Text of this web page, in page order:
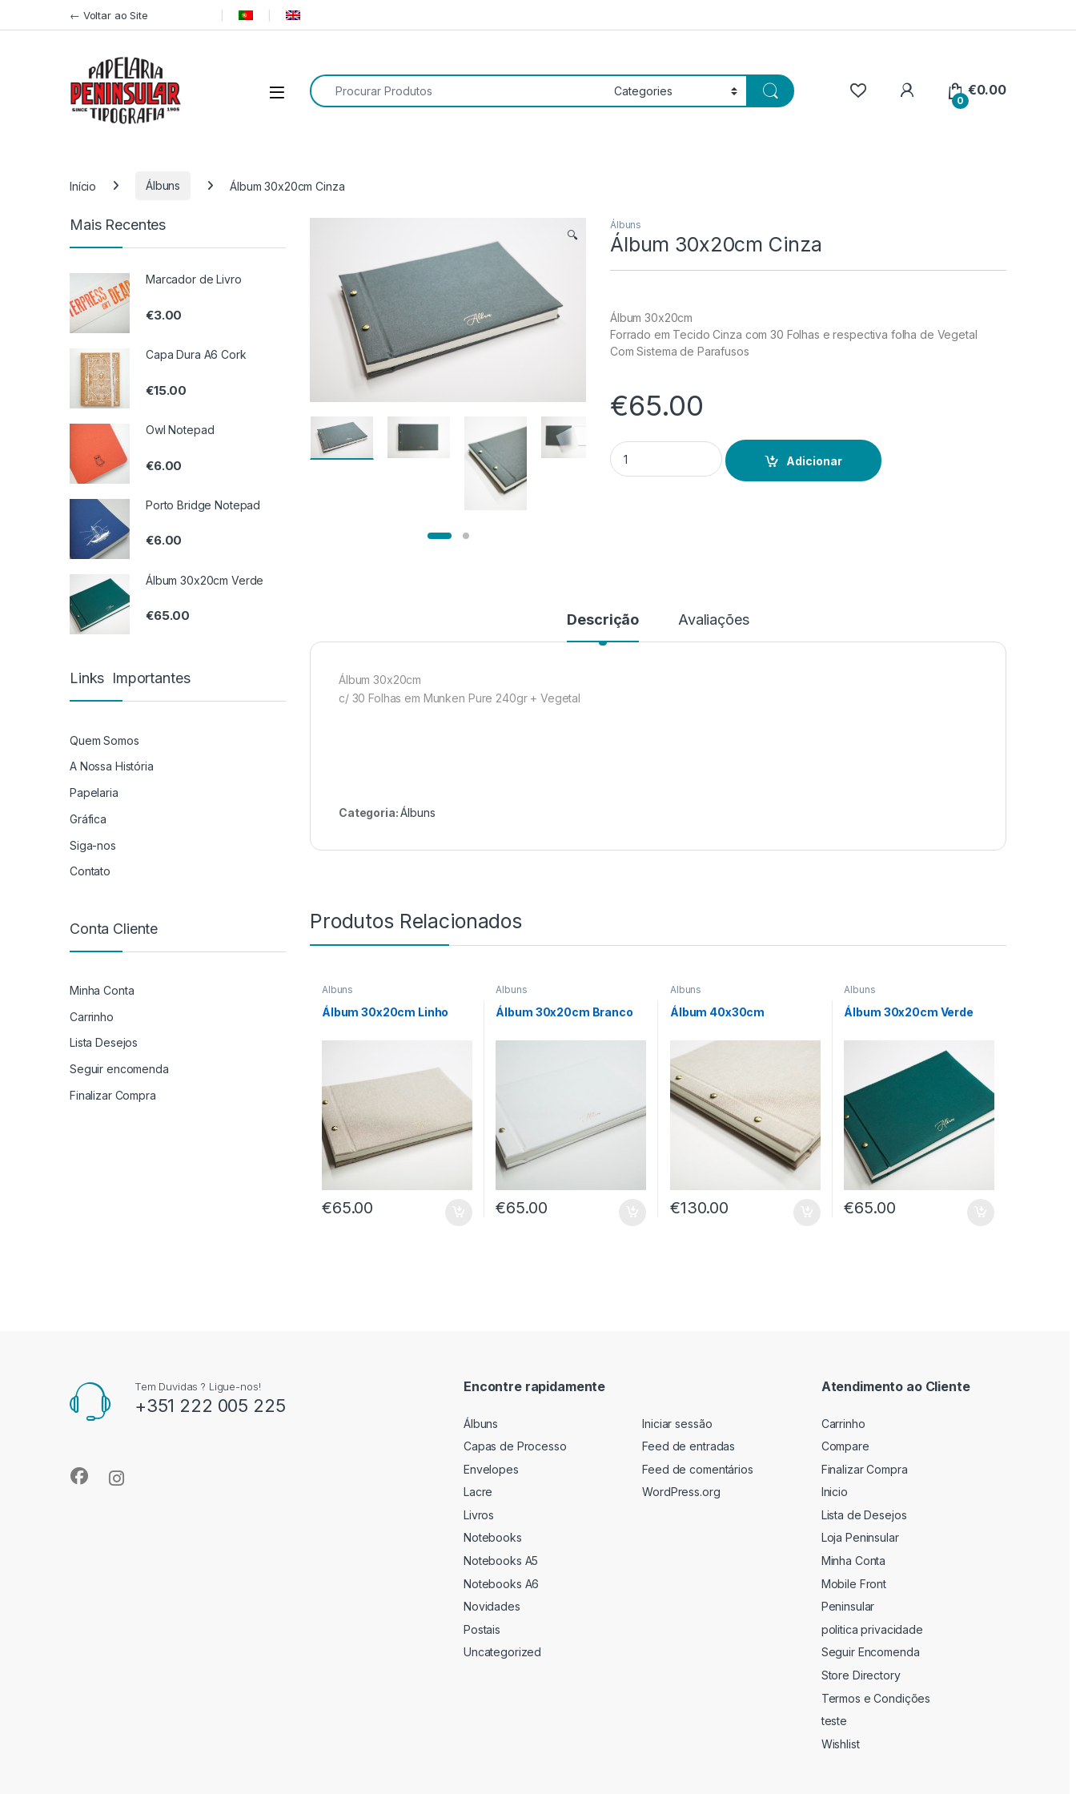
← Voltar ao Site
Procurar por:
0
€0.00
Início Álbuns Álbum 30x20cm Cinza
🔍
Álbuns
Álbum 30x20cm Cinza
Álbum 30x20cm
Forrado em Tecido Cinza com 30 Folhas e respectiva folha de Vegetal
Com Sistema de Parafusos
€65.00
Quantidade de Álbum 30x20cm Cinza
Adicionar
Descrição Avaliações
Álbum 30x20cm
c/ 30 Folhas em Munken Pure 240gr + Vegetal
Categoria:Álbuns
Produtos Relacionados
Álbuns
Álbum 30x20cm Linho
€65.00
Álbuns
Álbum 30x20cm Branco
€65.00
Álbuns
Álbum 40x30cm
€130.00
Álbuns
Álbum 30x20cm Verde
€65.00
Mais Recentes
Marcador de Livro
€3.00
Capa Dura A6 Cork
€15.00
Owl Notepad
€6.00
Porto Bridge Notepad
€6.00
Álbum 30x20cm Verde
€65.00
Links Importantes
Quem Somos
A Nossa História
Papelaria
Gráfica
Siga-nos
Contato
Conta Cliente
Minha Conta
Carrinho
Lista Desejos
Seguir encomenda
Finalizar Compra
Tem Duvidas ? Ligue-nos!
+351 222 005 225
Encontre rapidamente
Álbuns
Capas de Processo
Envelopes
Lacre
Livros
Notebooks
Notebooks A5
Notebooks A6
Novidades
Postais
Uncategorized
Iniciar sessão
Feed de entradas
Feed de comentários
WordPress.org
Atendimento ao Cliente
Carrinho
Compare
Finalizar Compra
Inicio
Lista de Desejos
Loja Peninsular
Minha Conta
Mobile Front
Peninsular
politica privacidade
Seguir Encomenda
Store Directory
Termos e Condições
teste
Wishlist